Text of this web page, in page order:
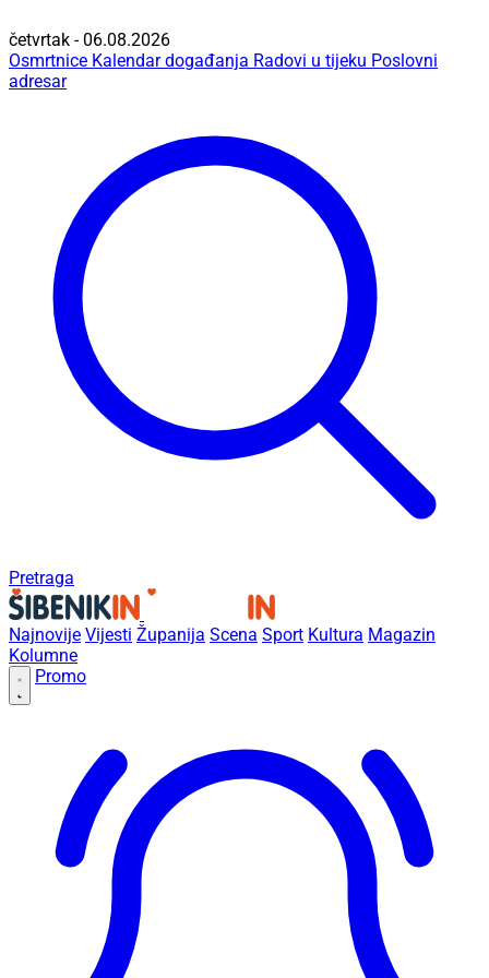
četvrtak - 06.08.2026
Osmrtnice Kalendar događanja Radovi u tijeku Poslovni
adresar
Pretraga
Najnovije Vijesti Županija Scena Sport Kultura Magazin
Kolumne
Promo